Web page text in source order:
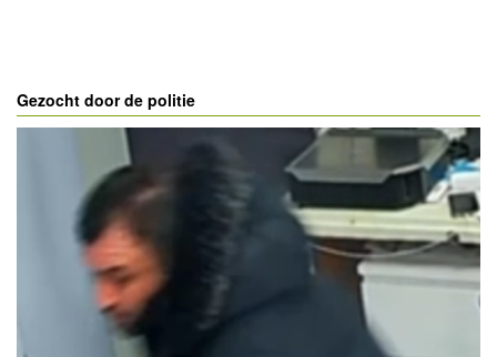
Gezocht door de politie